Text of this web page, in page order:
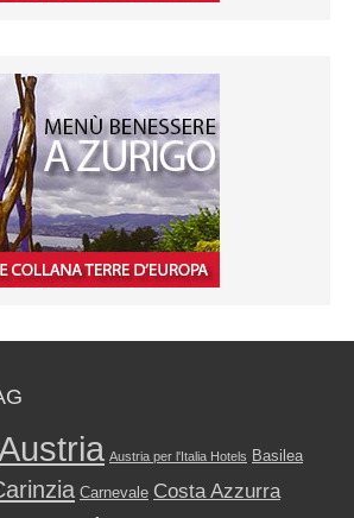
Austria Austria per l'Italia Hotels Basilea
Carnevale Costa Azzurra